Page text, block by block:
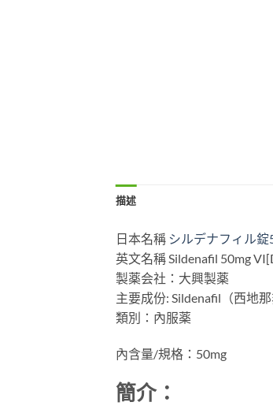
描述
日本名稱 シルデナフィル
英文名稱 Sildenafil 50mg
製薬会社：大興製薬
主要成份: Sildenafil（西地那
類別：內服薬
內含量/規格：50mg
簡介：